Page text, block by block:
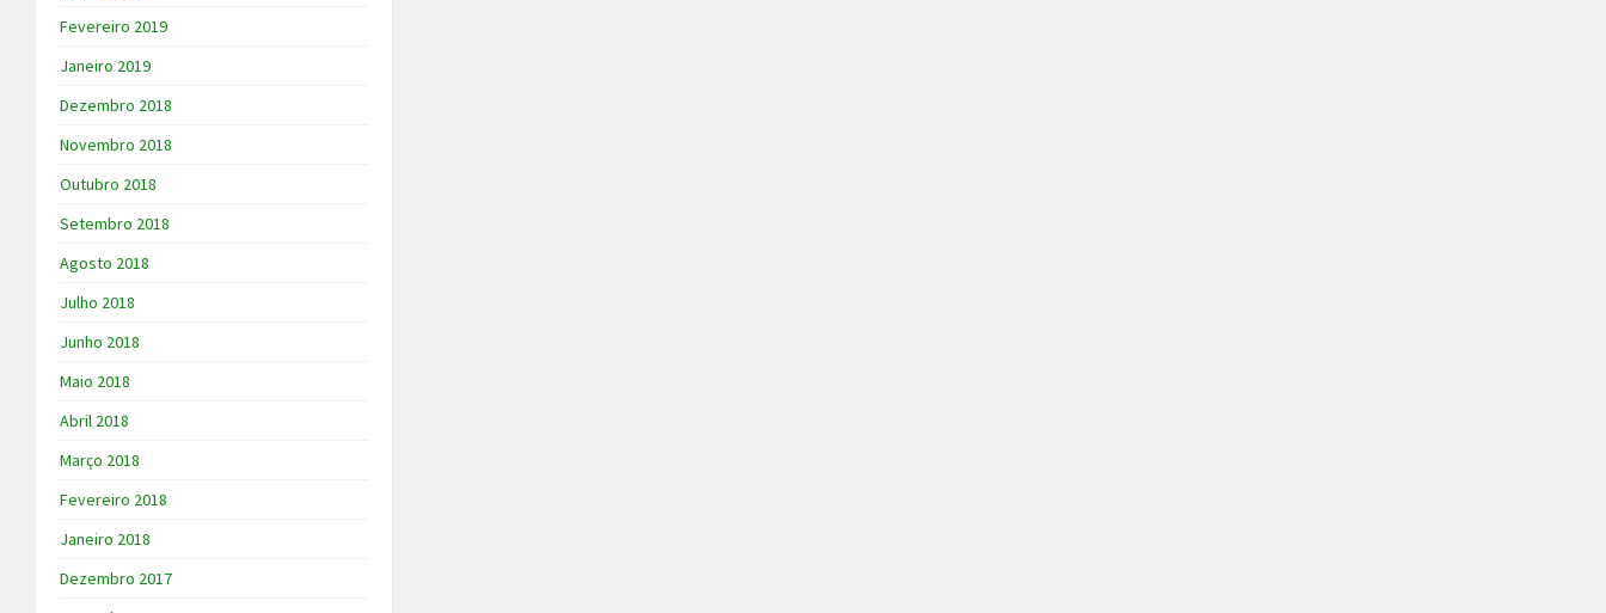
Fevereiro 2019
Janeiro 2019
Dezembro 2018
Novembro 2018
Outubro 2018
Setembro 2018
Agosto 2018
Julho 2018
Junho 2018
Maio 2018
Abril 2018
Março 2018
Fevereiro 2018
Janeiro 2018
Dezembro 2017